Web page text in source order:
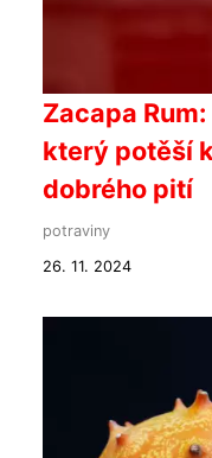
Zacapa
který potěší
dobrého pití
potraviny
26. 11. 2024